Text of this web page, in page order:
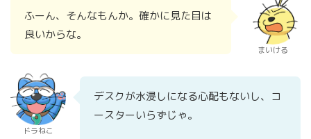
ふーん、そんなもんか。確かに見た目は
良いからな。
まいける
ドラねこ
デスクが水浸しになる心配もないし、コ
ースターいらずじゃ。